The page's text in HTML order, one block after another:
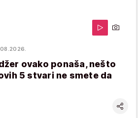
ovako ponaša, nešto
5 stvari ne smete da